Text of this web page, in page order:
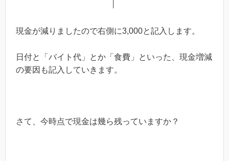
現金が減りましたので右側に3,000と記入します。
日付と「バイト代」とか「食費」といった、現金増減
の要因も記入していきます。
さて、今時点で現金は幾ら残っていますか？